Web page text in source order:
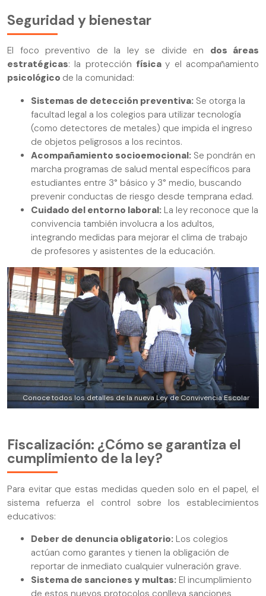
Seguridad y bienestar
El foco preventivo de la ley se divide en dos áreas
estratégicas: la protección físicay el acompañamiento
psicológico de la comunidad:
Sistemas de detección preventiva: Se otorga la
facultad legal a los colegios para utilizar tecnología
(como detectores de metales) que impida el ingreso
de objetos peligrosos a los recintos.
Acompañamiento socioemocional: Se pondrán en
marcha programas de salud mental específicos para
estudiantes entre 3° básico y 3° medio, buscando
prevenir conductas de riesgo desde temprana edad.
Cuidado del entorno laboral: La ley reconoce que la
convivencia también involucra a los adultos,
integrando medidas para mejorar el clima de trabajo
de profesores y asistentes de la educación.
Conoce todos los detalles de la nueva Ley de Convivencia Escolar
Fiscalización: ¿Cómo se garantiza el
cumplimiento de la ley?
Para evitar que estas medidas queden solo en el papel, el
sistema refuerza el control sobre los establecimientos
educativos:
Deber de denuncia obligatorio: Los colegios
actúan como garantes y tienen la obligación de
reportar de inmediato cualquier vulneración grave.
Sistema de sanciones y multas: El incumplimiento